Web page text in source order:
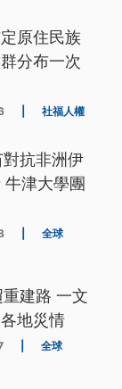
原住民族
分布一次
社福人權
抗非洲伊
津大學團
全球
建路 一文
地災情
全球